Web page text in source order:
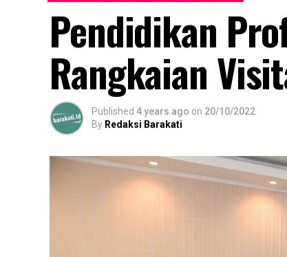
Pendidikan
Rangkaian
Published 4 years ago on 20/10/2022
By Redaksi Barakati